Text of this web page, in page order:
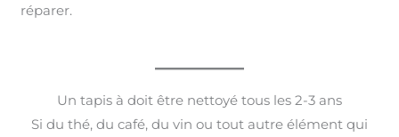
réparer.
Un tapis à doit être nettoyé tous les 2-3 ans
Si du thé, du café, du vin ou tout autre élément qui